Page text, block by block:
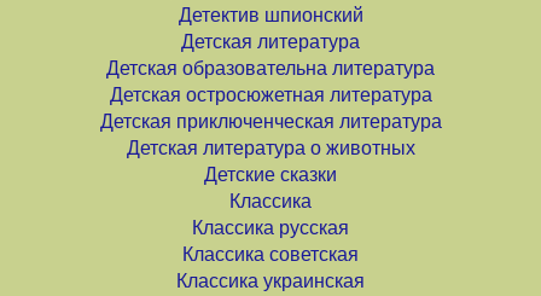
Детектив шпионский
Детская литература
Детская образовательна литература
Детская остросюжетная литература
Детская приключенческая литература
Детская литература о животных
Детские сказки
Классика
Классика русская
Классика советская
Классика украинская